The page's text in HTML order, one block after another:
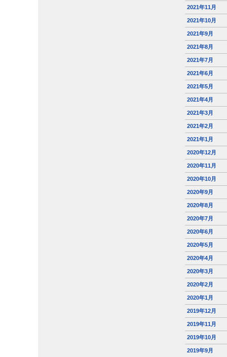
2021年11月
2021年10月
2021年9月
2021年8月
2021年7月
2021年6月
2021年5月
2021年4月
2021年3月
2021年2月
2021年1月
2020年12月
2020年11月
2020年10月
2020年9月
2020年8月
2020年7月
2020年6月
2020年5月
2020年4月
2020年3月
2020年2月
2020年1月
2019年12月
2019年11月
2019年10月
2019年9月